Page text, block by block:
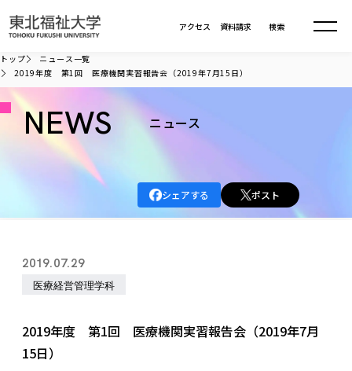
資料請求
アクセス 検索
大学について
建学の精神・教育の理念
学長室の窓
各種方針
大学の歩み
学則
校歌の歴史
大学の取り組み
大学の取り組み
社会連携・研究
カリキュラム編成ガイドライン
情報公開
寄附行為
学部・大学院
学部・大学院TOP
総合福祉学部
社会福祉学科
福祉行政学科
共生まちづくり学部
共生まちづくり学科
教育学部
健康科学部
入学試験
デジタルパンフ
就職状況
課外活動
課外活動 TOP
国際交流
トップ
ニュース一覧
2019年度 第1回 医療機関実習報告会（2019年7月15日）
NEWS ニュース
シェアする ポスト
2019.07.29
医療経営管理学科
2019年度 第1回 医療機関実習報告会（2019年7月
15日）